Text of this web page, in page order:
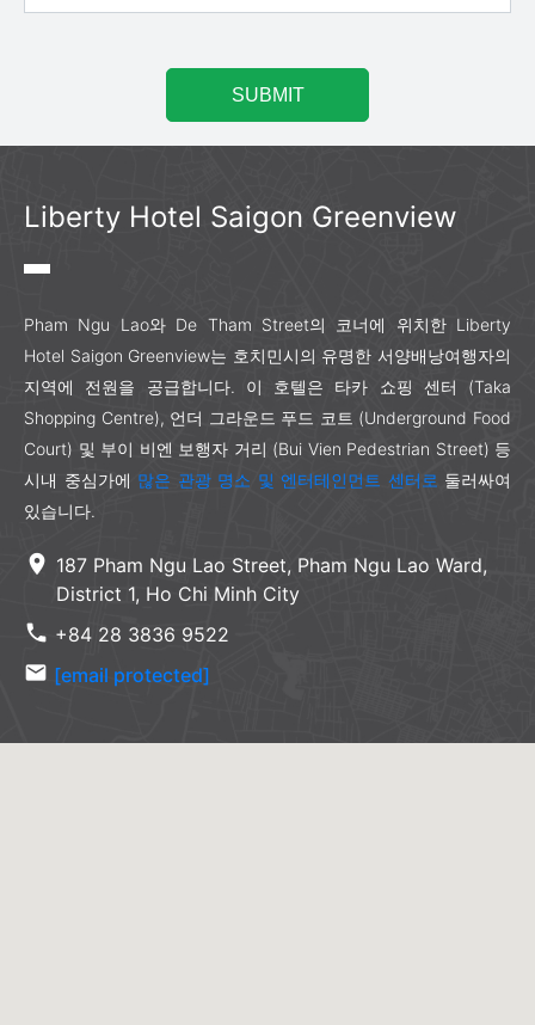
Liberty Hotel Saigon Greenview
Pham Ngu Lao와 De Tham Street의 코너에 위치한 Liberty
Hotel Saigon Greenview는 호치민시의 유명한 서양배낭여행자의
지역에 전원을 공급합니다. 이 호텔은 타카 쇼핑 센터 (Taka
Shopping Centre), 언더 그라운드 푸드 코트 (Underground Food
Court) 및 부이 비엔 보행자 거리 (Bui Vien Pedestrian Street) 등
시내 중심가에 많은 관광 명소 및 엔터테인먼트 센터로 둘러싸여
있습니다.
location_on 187 Pham Ngu Lao Street, Pham Ngu Lao Ward,
District 1, Ho Chi Minh City
phone +84 28 3836 9522
email [email protected]